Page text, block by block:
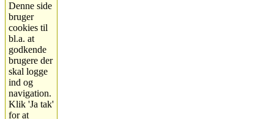
Denne side
bruger
cookies til
bl.a. at
godkende
brugere der
skal logge
ind og
navigation.
Klik 'Ja tak'
for at